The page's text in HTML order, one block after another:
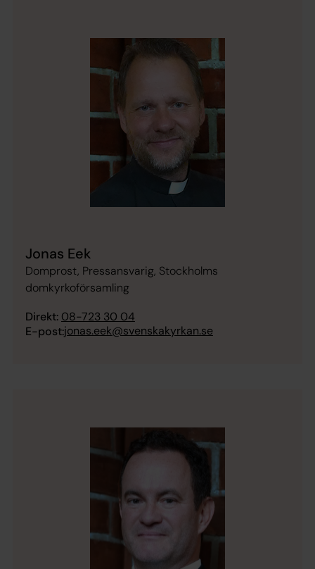
Jonas Eek
Domprost, Pressansvarig, Stockholms
domkyrkoförsamling
Direkt: 08-723 30 04
E-post:jonas.eek@svenskakyrkan.se